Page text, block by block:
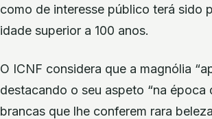
como de interesse público terá sido
idade superior a 100 anos.
O ICNF considera que a magnólia
destacando o seu aspeto “na
brancas que lhe conferem rara